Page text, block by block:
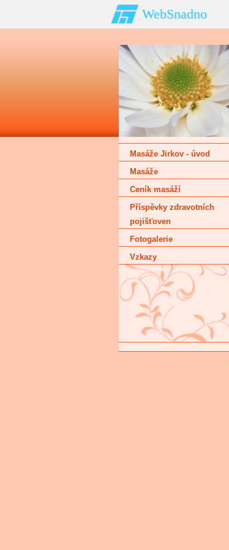
WebSnadno
Masáže Jirkov - úvod
Masáže
Ceník masáží
Příspěvky zdravotních
pojišťoven
Fotogalerie
Vzkazy